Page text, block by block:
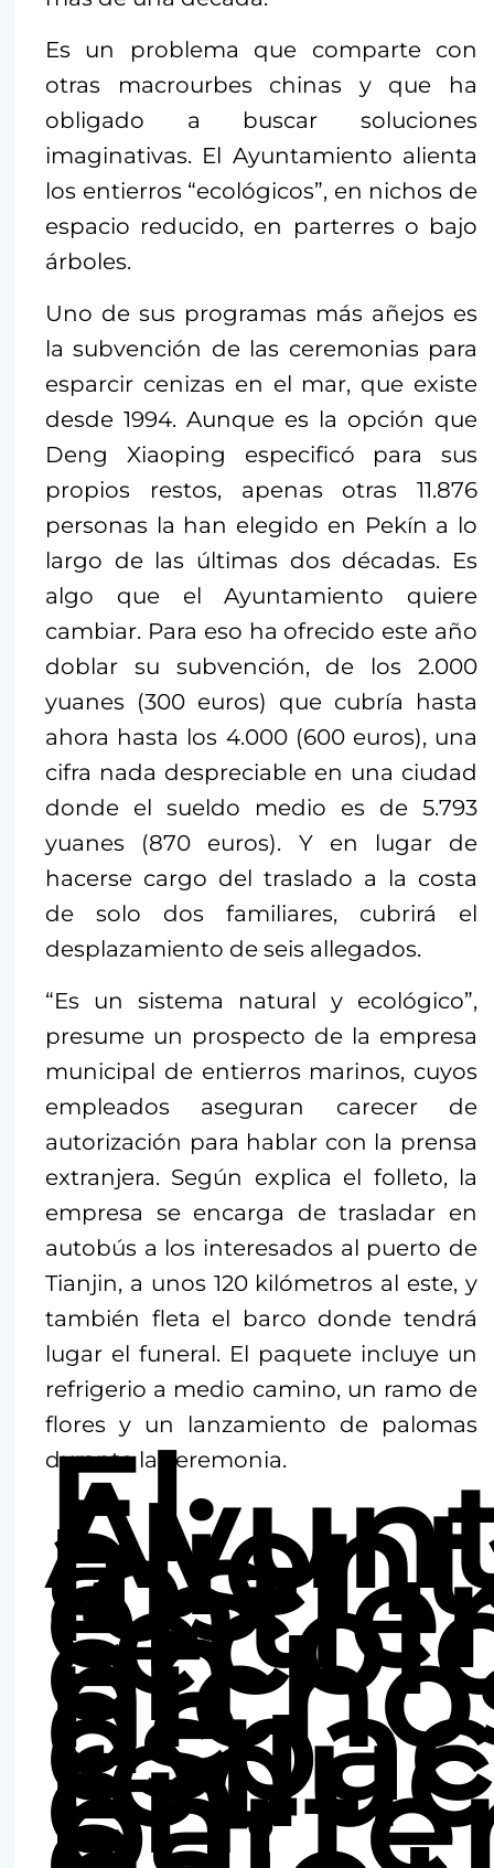
Es un problema que comparte con
otras macrourbes chinas y que ha
obligado a buscar soluciones
imaginativas. El Ayuntamiento alienta
los entierros “ecológicos”, en nichos de
espacio reducido, en parterres o bajo
árboles.
Uno de sus programas más añejos es
la subvención de las ceremonias para
esparcir cenizas en el mar, que existe
desde 1994. Aunque es la opción que
Deng Xiaoping especificó para sus
propios restos, apenas otras 11.876
personas la han elegido en Pekín a lo
largo de las últimas dos décadas. Es
algo que el Ayuntamiento quiere
cambiar. Para eso ha ofrecido este año
doblar su subvención, de los 2.000
yuanes (300 euros) que cubría hasta
ahora hasta los 4.000 (600 euros), una
cifra nada despreciable en una ciudad
donde el sueldo medio es de 5.793
yuanes (870 euros). Y en lugar de
hacerse cargo del traslado a la costa
de solo dos familiares, cubrirá el
desplazamiento de seis allegados.
“Es un sistema natural y ecológico”,
presume un prospecto de la empresa
municipal de entierros marinos, cuyos
empleados aseguran carecer de
autorización para hablar con la prensa
extranjera. Según explica el folleto, la
empresa se encarga de trasladar en
autobús a los interesados al puerto de
Tianjin, a unos 120 kilómetros al este, y
también fleta el barco donde tendrá
lugar el funeral. El paquete incluye un
refrigerio a medio camino, un ramo de
flores y un lanzamiento de palomas
durante la ceremonia.
El
los
en
de
en